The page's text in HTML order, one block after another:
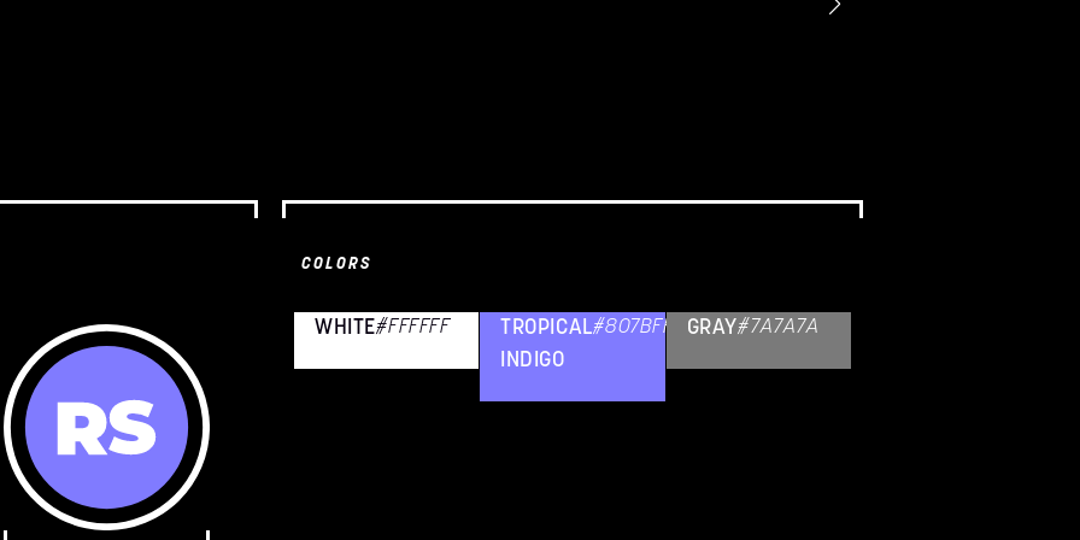
COLORS
WHITE#FFFFFF
TROPICAL
INDIGO
#807BFF GRAY#7A7A7A